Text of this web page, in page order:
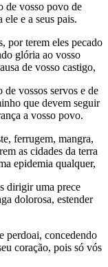
de vosso povo de
e a seus pais.
por terem eles pecado
glória ao vosso
de vosso castigo,
vossos servos e de
que devem seguir
a vosso povo.
ferrugem, mangra,
as cidades da terra
epidemia qualquer,
dirigir uma prece
dolorosa, estender
perdoai, concedendo
coração, pois só vós